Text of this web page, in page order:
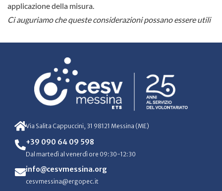
applicazione della misura.
Ci auguriamo che queste considerazioni possano essere utili
Via Salita Cappuccini, 31 98121 Messina (ME)
+39 090 64 09 598
Dal martedì al venerdì ore 09:30-12:30
info@cesvmessina.org
cesvmessina@ergopec.it